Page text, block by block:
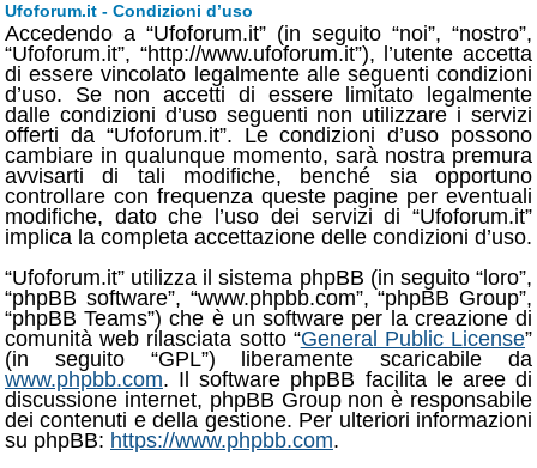
Ufoforum.it - Condizioni d’uso
Accedendo a “Ufoforum.it” (in seguito “noi”, “nostro”,
“Ufoforum.it”, “http://www.ufoforum.it”), l’utente accetta
di essere vincolato legalmente alle seguenti condizioni
d’uso. Se non accetti di essere limitato legalmente
dalle condizioni d’uso seguenti non utilizzare i servizi
offerti da “Ufoforum.it”. Le condizioni d’uso possono
cambiare in qualunque momento, sarà nostra premura
avvisarti di tali modifiche, benché sia opportuno
controllare con frequenza queste pagine per eventuali
modifiche, dato che l’uso dei servizi di “Ufoforum.it”
implica la completa accettazione delle condizioni d’uso.
“Ufoforum.it” utilizza il sistema phpBB (in seguito “loro”,
“phpBB software”, “www.phpbb.com”, “phpBB Group”,
“phpBB Teams”) che è un software per la creazione di
comunità web rilasciata sotto “General Public License”
(in seguito “GPL”) liberamente scaricabile da
www.phpbb.com. Il software phpBB facilita le aree di
discussione internet, phpBB Group non è responsabile
dei contenuti e della gestione. Per ulteriori informazioni
su phpBB: https://www.phpbb.com.